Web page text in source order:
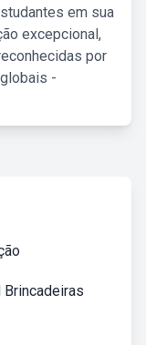
em sua
excepcional,
por
-